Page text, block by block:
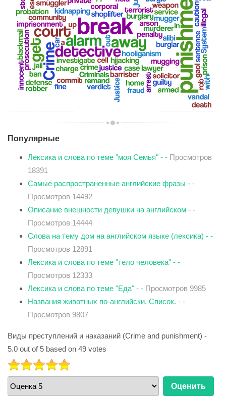
Популярные
Лексика и слова по теме "моя Семья" - - Просмотров
18391
Самые распространенные английские фразы - -
Просмотров 14492
Описание внешности девушки на английском - -
Просмотров 14444
Слова на тему дом на английском языке (лексика) - -
Просмотров 12891
Лексика и слова по теме "тело человека" - -
Просмотров 12333
Лексика и слова по теме "Еда" - - Просмотров 9985
Названия животных по-английски. Список. - -
Просмотров 9807
Виды преступлений и наказаний (Crime and punishment) -
5.0 out of 5 based on 49 votes
РЕЙТИНГ:
5
/5
Пожалуйста,